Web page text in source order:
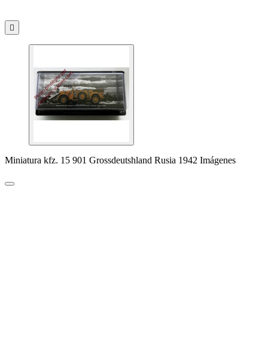

Miniatura kfz. 15 901 Grossdeutshland Rusia 1942 Imágenes